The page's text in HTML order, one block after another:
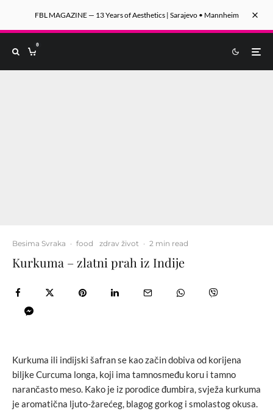
FBL MAGAZINE — 13 Years of Aesthetics | Sarajevo • Mannheim
0
Besima Svraka · food zdrav život · 2 min read
Kurkuma – zlatni prah iz Indije
Kurkuma ili indijski šafran se kao začin dobiva od korijena
biljke Curcuma longa, koji ima tamnosmeđu koru i tamno
narančasto meso. Kako je iz porodice đumbira, svježa kurkuma
je aromatična ljuto-žarećeg, blagog gorkog i smolastog okusa.